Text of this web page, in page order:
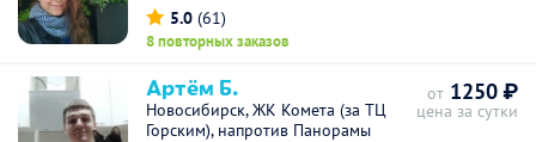
5.0 (61)
8 повторных заказов
Артём Б.
Новосибирск, ЖК Комета (за ТЦ
Горским), напротив Панорамы
от 1250 ₽
цена за сутки